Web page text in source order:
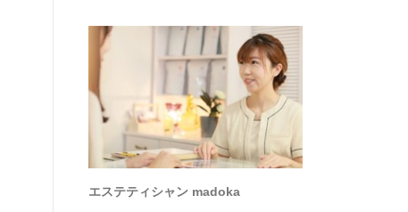
エステティシャン madoka